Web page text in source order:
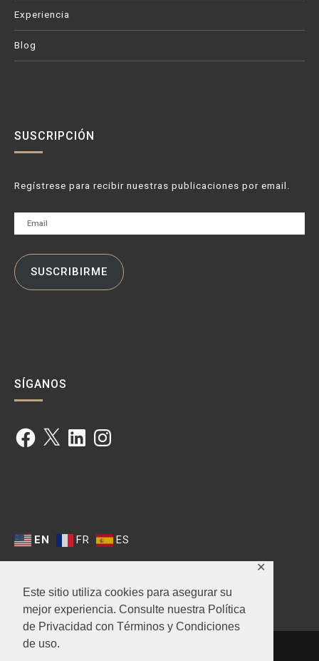
Este sitio utiliza cookies para asegurar su
mejor experiencia. Consulte nuestra Política
de Privacidad con Términos y Condiciones
de uso.
✕
Experiencia
Blog
SUSCRIPCIÓN
Regístrese para recibir nuestras publicaciones por email.
Email
SUSCRIBIRME
SÍGANOS
Facebook
X LinkedInInstagram
EN FR ES